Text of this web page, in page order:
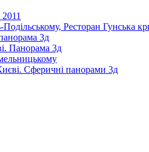
Ресторан Гунська
3д
Панорама 3д
Сферичні панорами 3д